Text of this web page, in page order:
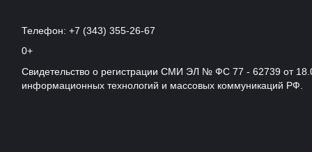
Телефон: +7 (343) 355-26-67
0+
Свидетельство о регистрации СМИ ЭЛ № ФС 77 - 62739 от
информационных технологий и массовых коммуникаций РФ.